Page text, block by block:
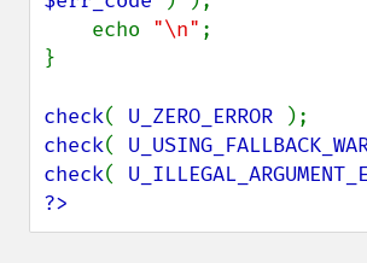
    echo
"\n" ;
}
check( U_ZERO_ERROR
check(
check(
?>